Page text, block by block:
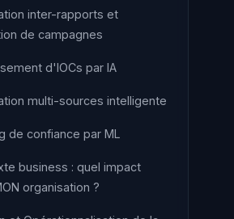
inter-rapports et
de campagnes
d'IOCs par IA
multi-sources intelligente
de confiance par ML
business : quel impact
organisation ?